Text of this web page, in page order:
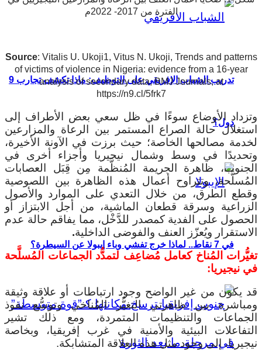
تدريب الشباب الإفريقي على التوظيف: ماذا تكشف تجارب 9
دول؟
في 7 نقاط.. لماذا خرج تفشي وباء إيبولا عن السيطرة؟
الفترة من 2017- 2022م
Source: Vitalis U. Ukoji1, Vitus N. Ukoji, Trends and patterns
of victims of violence in Nigeria: evidence from a 16-year
analysis of secondary data, BMJ Journals, at
https://n9.cl/5frk7
وتزداد الأوضاع سوءًا في ظل سعي بعض الأطراف إلى
استغلال حالة الصراع المستمر بين الرعاة والمزارعين
لخدمة مصالحها الخاصة؛ حيث برزت في الآونة الأخيرة،
وتحديدًا في وسط وشمال نيجيريا وأجزاء أخرى في
الجنوب، ظاهرة الجريمة المُنظَّمة مِن قِبَل العصابات
المُسلَّحة، وتتراوح أعمال هذه الظاهرة بين اللصوصية
وقطع الطرق، من خلال التعدي على الموارد والأصول
الزراعية وسرقة قطعان الماشية، من أجل الابتزاز أو
الحصول على الفدية كمصدر للدَّخْل، مما يفاقم حالة عدم
الاستقرار ويُعزّز العنف والفوضى الداخلية.
تغيُّرات المُناخ كعامل مُضاعِف لتمدُّد الجماعات المُسلَّحة
في نيجيريا:
قد يكون من غير الواضح وجود ارتباطات أو علاقة وثيقة
ومباشرة بين ظاهرتي التغيُّر المُناخي وتوسُّع نفوذ
الجماعات والتنظيمات المتمردة، ومع ذلك تشير
التفاعلات البيئية والأمنية في غرب إفريقيا، وبخاصة
نيجيريا، إلى وجود مثل هذه العلاقة المتشابكة.